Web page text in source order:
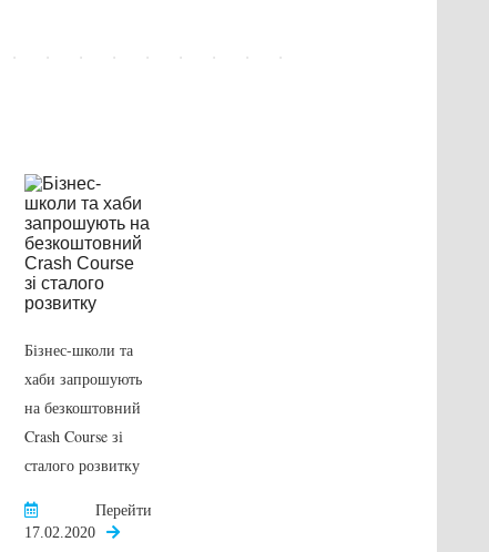
Бізнес-школи та
хаби запрошують
на безкоштовний
Crash Course зі
сталого розвитку
17.02.2020
Перейти